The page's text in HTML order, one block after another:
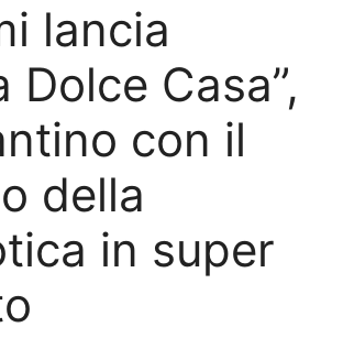
lancia
Dolce Casa”,
con il
della
in super